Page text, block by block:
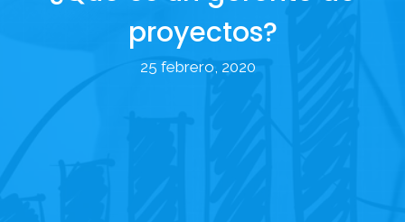
proyectos?
25 febrero, 2020